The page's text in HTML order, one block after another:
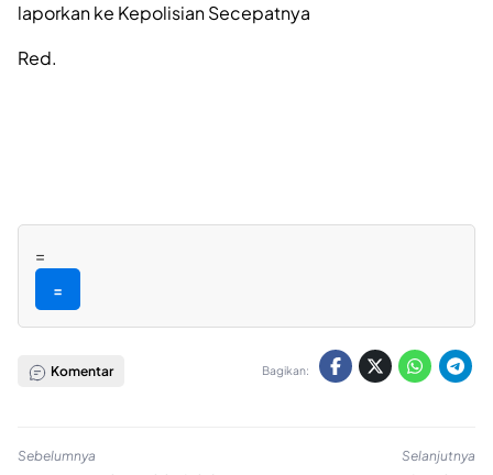
laporkan ke Kepolisian Secepatnya
Red.
=
=
Komentar Bagikan:
Sebelumnya
Selanjutnya